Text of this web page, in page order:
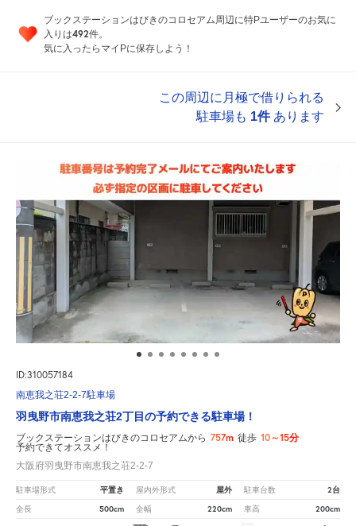
ブックステーションはびきのコロセアム周辺に特Pユーザーのお気に
入りは492件。
気に入ったらマイPに保存しよう！
この周辺に月極で借りられる
駐車場も 1件あります
ID:310057184
南恵我之荘2-2-7駐車場
羽曳野市南恵我之荘2丁目の予約できる駐車場！
ブックステーションはびきのコロセアムから 757m 徒歩 10～15分
予約できてオススメ！
大阪府羽曳野市南恵我之荘2-2-7
駐車場形式 平置き 屋内外形式 屋外 駐車台数 2台
全長 500cm 全幅 220cm 車高 200cm